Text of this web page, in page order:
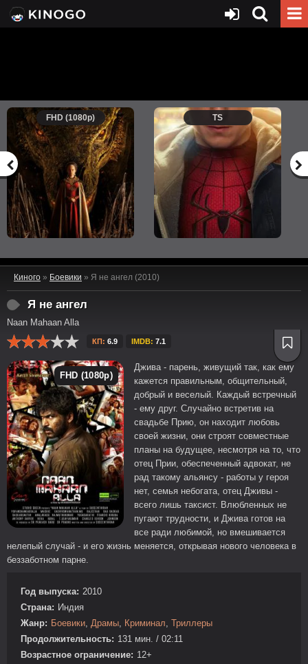
FHD (1080p) TS
Киного » Боевики » Я не ангел (2010)
Я не ангел
Naan Mahaan Alla
КП: 6.9 IMDB: 7.1
FHD (1080p)
Джива - парень, живущий так, как ему
кажется правильным, общительный,
добрый и веселый. Каждый встречный
- ему друг. Случайно встретив на
свадьбе Прию, он находит любовь
своей жизни, они строят совместные
планы на будущее, несмотря на то, что
отец Прии, обеспеченный адвокат, не
рад такому альянсу - работы у героя
нет, семья небогата, отец Дживы -
всего лишь таксист. Влюбленных не
пугают трудности, и Джива готов на
все ради любимой, но вмешивается
нелепый случай - и его жизнь меняется, открывая нового человека в
беззаботном парне.
Год выпуска: 2010
Страна: Индия
Жанр: Боевики, Драмы, Криминал, Триллеры
Продолжительность: 131 мин. / 02:11
Возрастное ограничение: 12+